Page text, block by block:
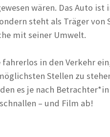
wären. Das Auto ist
steht als Träger von
mit seiner Umwelt.
fahrerlos in den Verkehr
Stellen zu
es je nach
– und Film ab!